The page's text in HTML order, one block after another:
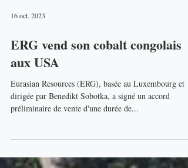
16 oct. 2023
ERG vend son cobalt congolais
aux USA
Eurasian Resources (ERG), basée au Luxembourg et
dirigée par Benedikt Sobotka, a signé un accord
préliminaire de vente d'une durée de...